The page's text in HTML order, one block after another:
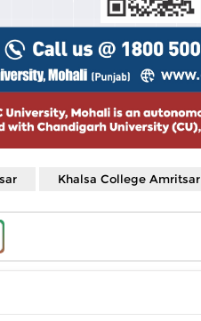
Khalsa College Amritsar